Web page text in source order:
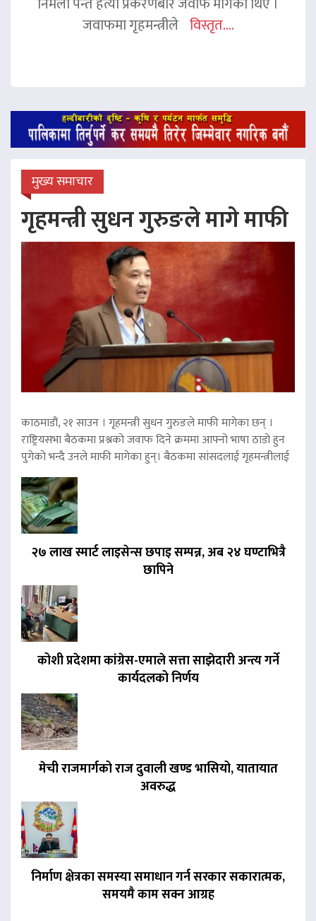
जवाफमा गृहमन्त्रीले विस्तृत....
मुख्य समाचार
गृहमन्त्री सुधन गुरुङले मागे माफी
काठमाडौं, २१ साउन । गृहमन्त्री सुधन गुरुङले माफी मागेका छन् ।
राष्ट्रियसभा बैठकमा प्रश्नको जवाफ दिने क्रममा आफ्नो भाषा ठाडो हुन
पुगेको भन्दै उनले माफी मागेका हुन्। बैठकमा सांसदलाई गृहमन्त्रीलाई
२७ लाख स्मार्ट लाइसेन्स छपाइ सम्पन्न, अब २४ घण्टाभित्रै
छापिने
कोशी प्रदेशमा कांग्रेस-एमाले सत्ता साझेदारी अन्त्य गर्ने
कार्यदलको निर्णय
मेची राजमार्गको राज दुवाली खण्ड भासियो, यातायात
अवरुद्ध
निर्माण क्षेत्रका समस्या समाधान गर्न सरकार सकारात्मक,
समयमै काम सक्न आग्रह